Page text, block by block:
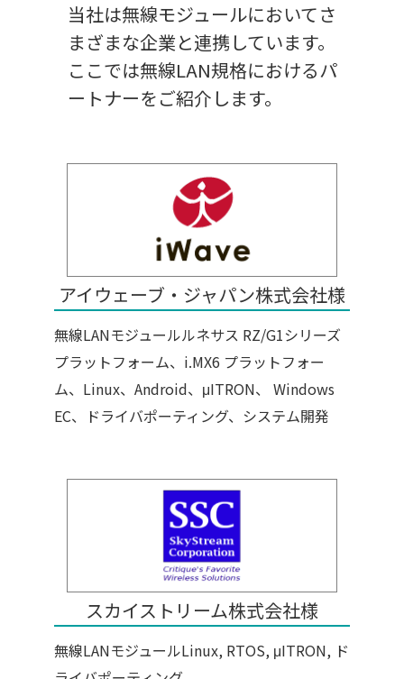
当社は無線モジュールにおいてさ
まざまな企業と連携しています。
ここでは無線LAN規格におけるパ
ートナーをご紹介します。
アイウェーブ・ジャパン株式会社様
無線LANモジュールルネサス RZ/G1シリーズ
プラットフォーム、i.MX6 プラットフォー
ム、Linux、Android、μITRON、 Windows
EC、ドライバポーティング、システム開発
スカイストリーム株式会社様
無線LANモジュールLinux, RTOS, μITRON, ド